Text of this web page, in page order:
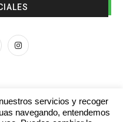
servicios y recoger
navegando, entendemos